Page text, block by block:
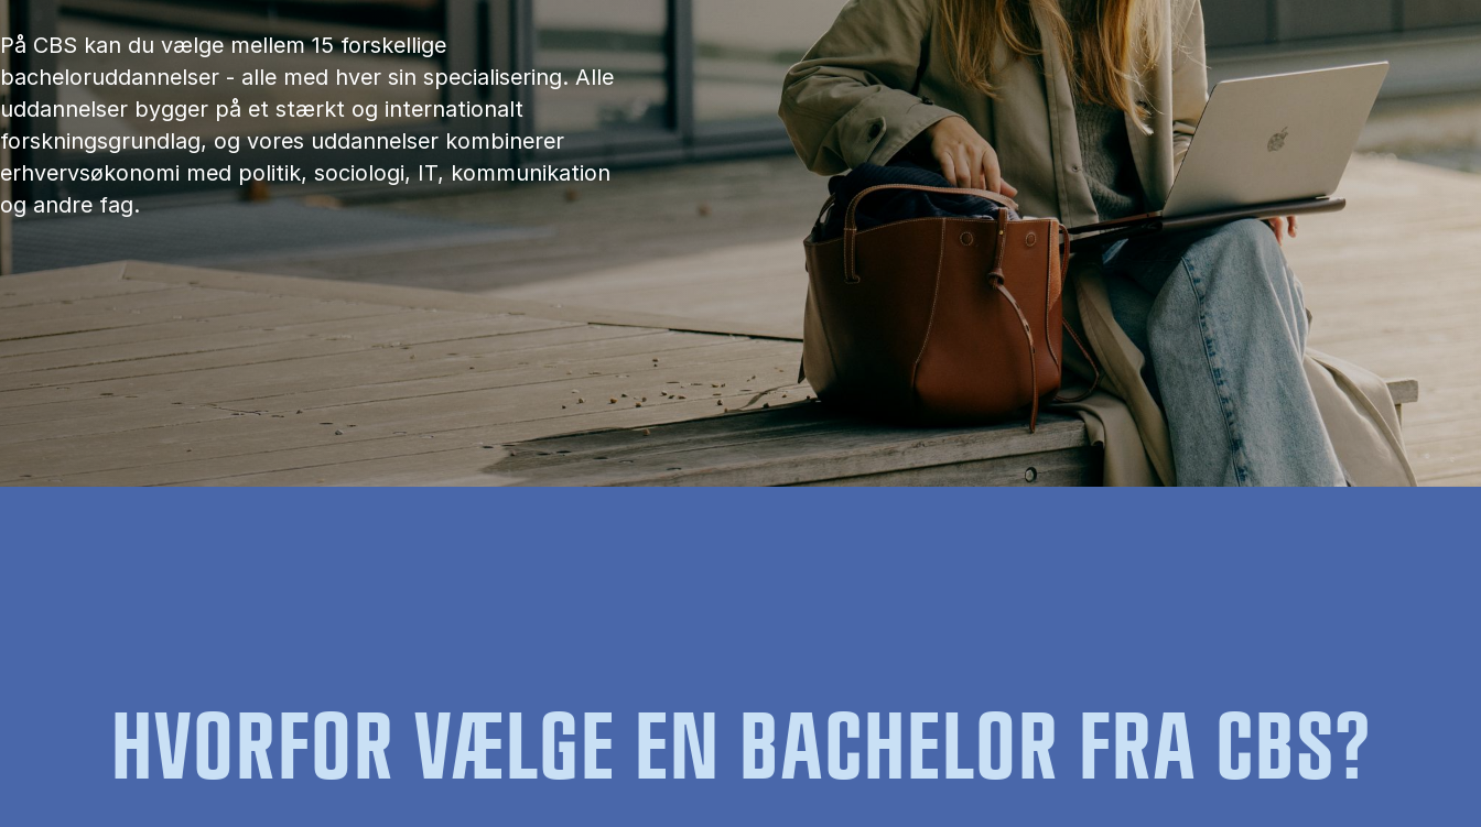
På CBS kan du vælge mellem 15 forskellige
bacheloruddannelser - alle med hver sin specialisering. Alle
uddannelser bygger på et stærkt og internationalt
forskningsgrundlag, og vores uddannelser kombinerer
erhvervsøkonomi med politik, sociologi, IT, kommunikation
og andre fag.
HVORFOR VÆLGE EN BACHELOR FRA CBS?